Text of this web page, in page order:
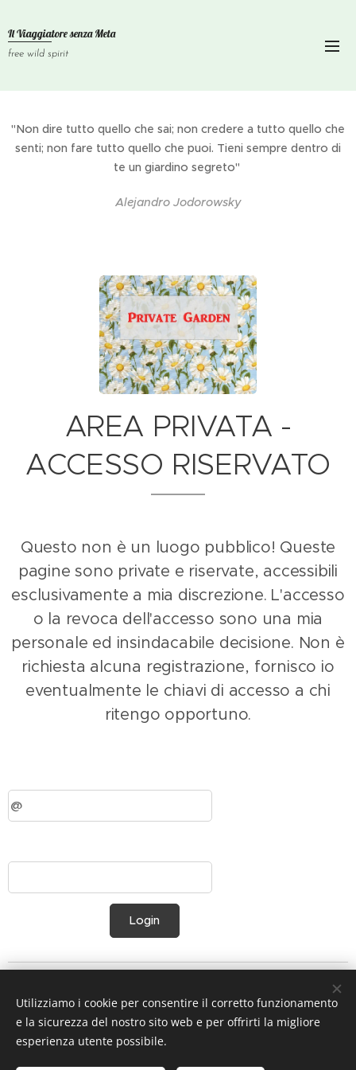
Il Viaggiatore senzaMeta
free wild spirit
"Non dire tutto quello che sai; non credere a tutto quello che
senti; non fare tutto quello che puoi. Tieni sempre dentro di
te un giardino segreto"
Alejandro Jodorowsky
AREA PRIVATA -
ACCESSO RISERVATO
Questo non è un luogo pubblico! Queste
pagine sono private e riservate, accessibili
esclusivamente a mia discrezione. L'accesso
o la revoca dell'accesso sono una mia
personale ed insindacabile decisione. Non è
richiesta alcuna registrazione, fornisco io
eventualmente le chiavi di accesso a chi
ritengo opportuno.
Login
Utilizziamo i cookie per consentire il corretto funzionamento
e la sicurezza del nostro sito web e per offrirti la migliore
esperienza utente possibile.